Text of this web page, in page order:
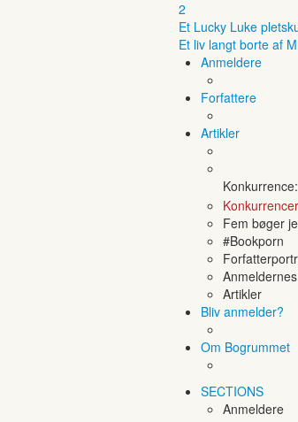
2
Et Lucky Luke
Et liv langt borte af
Anmeldere
Forfattere
Artikler
Konkurrencer
Fem bøger
#Bookporn
Artikler
Bliv anmelder?
Om Bogrummet
SECTIONS
Anmeldere